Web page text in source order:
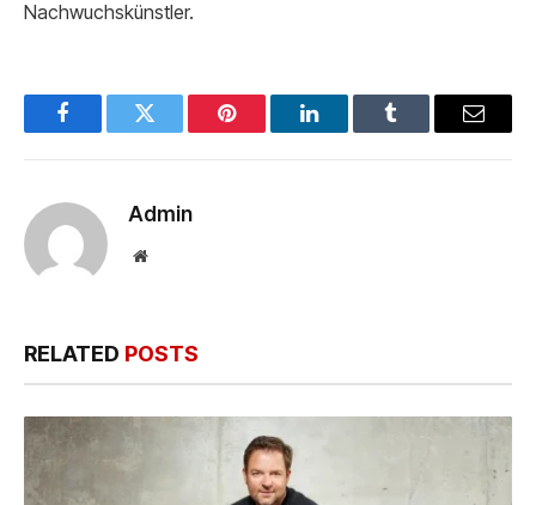
Nachwuchskünstler.
FacebookTwitter Pinterest LinkedInTumblr Email
Admin
Website
RELATED POSTS